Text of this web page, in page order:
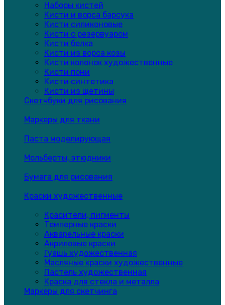
Наборы кистей
Кисти и ворса барсука
Кисти силиконовые
Кисти с резервуаром
Кисти белка
Кисти из ворса козы
Кисти колонок художественные
Кисти пони
Кисти синтетика
Кисти из щетины
Скетчбуки для рисования
Маркеры для ткани
Паста моделирующая
Мольберты, этюдники
Бумага для рисования
Краски художественные
Красители, пигменты
Темперные краски
Акварельные краски
Акриловые краски
Гуашь художественная
Масляные краски художественные
Пастель художественная
Краска для стекла и металла
Маркеры для скетчинга